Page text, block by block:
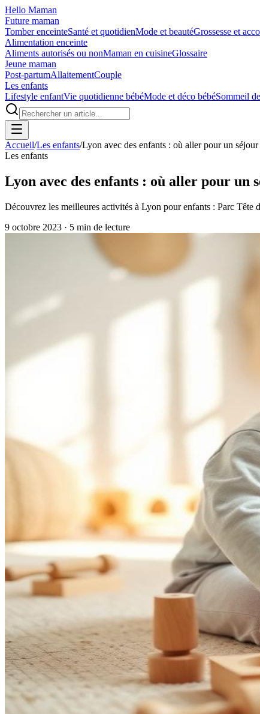
Hello Maman
Future maman
Tomber enceinteSanté et quotidienMode et beautéGrossesse et
Alimentation enceinte
Aliments autorisés ou nonMaman en cuisineGlossaire
Jeune maman
Post-partumAllaitementCouple
Les enfants
Lifestyle enfantVie quotidienne bébéMode et déco bébéSommeil
Accueil/Les enfants/Lyon avec des enfants : où aller pour un
Les enfants
Lyon avec des enfants : où aller pour un
Découvrez les meilleures activités à Lyon pour enfants : Parc Tête
9 octobre 2023 · 5 min de lecture